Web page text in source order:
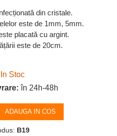
din cristale.
este de 1mm, 5mm.
placată cu argint.
este de 20cm.
In Stoc
în 24h-48h
ADAUGA IN COS
B19